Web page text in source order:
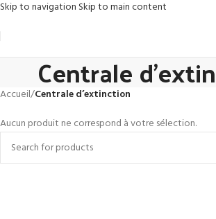
Skip to navigation Skip to main content
Centrale
Accueil/Centrale d’extinction
Aucun produit ne correspond à votre sélection.